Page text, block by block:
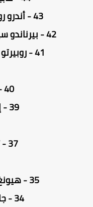
43 - أندرو روبرتسون ( ليفربول ) 87
42 - بيرناندو سيلفا ( مانشستر سيتي ) 87
41 - روبيرتو فيرمينو ( ليفربول ) 87
40 - فويتشيك تشيزني ( يوفينتوس ) 87
39 - إيمريك لابورت ( مانشستر سيتي ) 87
37 - ترينت أليكسندر أرلوند ( ليفربول ) 87
35 - هيونغ مين سون ( توتنهام هوتيسبير ) 87
34 - جادون سانشو ( بوروسيا دورتموند ) 87